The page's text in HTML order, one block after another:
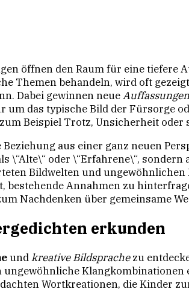
öffnen den Raum für eine tiefere
Themen behandeln, wird oft
Dabei gewinnen neueAuffassungen
das typische Bild der Fürsorge
Beispiel Trotz, Unsicherheit
aus einer ganz neuen
oder \“Erfahrene\“,
Bildwelten und ungewöhnlichen
bestehende Annahmen zu
Nachdenken über gemeinsame
erkunden
undkreative Bildsprachezu
Wortkreationen, die Kinder